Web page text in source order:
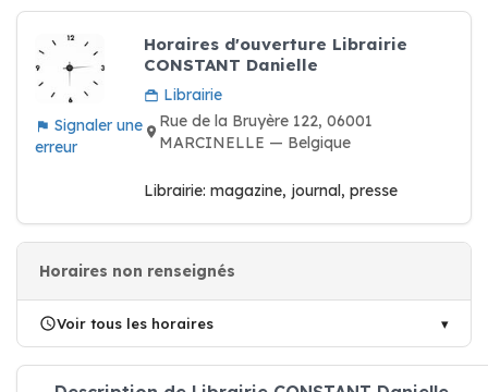
Signaler une
erreur
Horaires d'ouverture Librairie
CONSTANT Danielle
Librairie
Rue de la Bruyère 122, 06001
MARCINELLE — Belgique
Librairie: magazine, journal, presse
Horaires non renseignés
Voir tous les horaires